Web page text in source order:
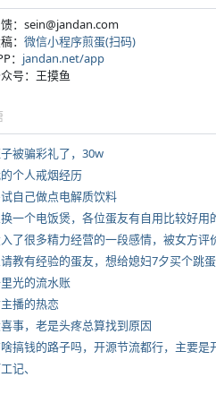
：sein@jandan.com
： 微信小程序煎蛋(扫码)
： jandan.net/app
号：王摸鱼
被骗彩礼了，30w
个人戒烟经历
自己做点电解质饮料
一个电饭煲，各位蛋友有自用比较好用
光的流水账
播的热恋
事，老是头疼总算找到原因
记、